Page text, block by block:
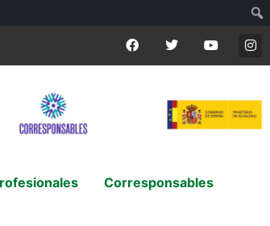
Corresponsables